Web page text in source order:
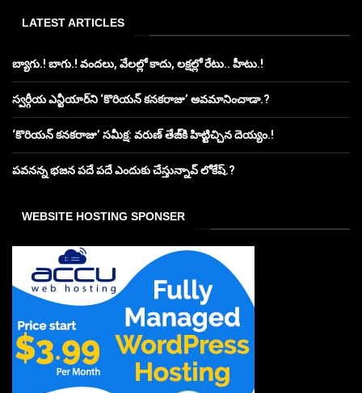
LATEST ARTICLES
బ్యాగు.! బాగు.! వందలు, వేలల్లో కాదు, లక్షల్లో రేటు.. హీటు.!
స్వర్గీయ ఎన్టీయార్‌ని ‘కొరియన్ కనకరాజు’ అవమానించాడా.?
‘కొరియన్ కనకరాజు’ సమీక్ష: వరుణ్ తేజ్‌కి హిట్టిచ్చిన దెయ్యం.!
పవనన్న భజన పదే పదే ఎందుకు చేస్తున్నావ్ లోకేష్.?
WEBSITE HOSTING SPONSER